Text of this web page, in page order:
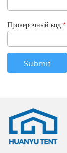
Проверочный код:*